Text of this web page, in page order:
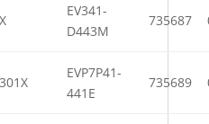
EV341-
D443M
735687
EVP7P41-
441E
735689